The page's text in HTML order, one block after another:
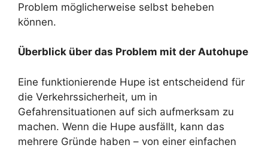
Problem möglicherweise selbst beheben
können.
Überblick über das Problem mit der Autohupe
Eine funktionierende Hupe ist entscheidend für
die Verkehrssicherheit, um in
Gefahrensituationen auf sich aufmerksam zu
machen. Wenn die Hupe ausfällt, kann das
mehrere Gründe haben – von einer einfachen